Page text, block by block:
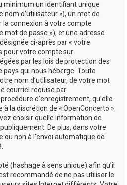
minimum un identifiant unique
nom d’utilisateur »), un mot de
la connexion à votre compte
mot de passe »), et une adresse
ci-après par « votre
pour votre compte sur
par les lois de protection des
pays qui nous héberge. Toute
nom d’utilisateur, de votre mot
courriel requise par
d’enregistrement, qu’elle
la discrétion de « OpenConcerto ».
choisir quelle information de
De plus, dans votre
ou non à l’envoi automatique de
(hashage à sens unique) afin qu’il
recommandé de ne pas utiliser le